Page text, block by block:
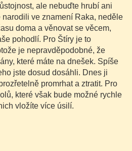
ale nebuďte hrubí ani
ve znamení Raka, neděle
doma a věnovat se věcem,
pohodlí. Pro Štíry je to
je nepravděpodobné, že
které máte na dnešek. Spíše
jste dosud dosáhli. Dnes ji
promrhat a ztratit. Pro
které však bude možné rychle
vložíte více úsilí.